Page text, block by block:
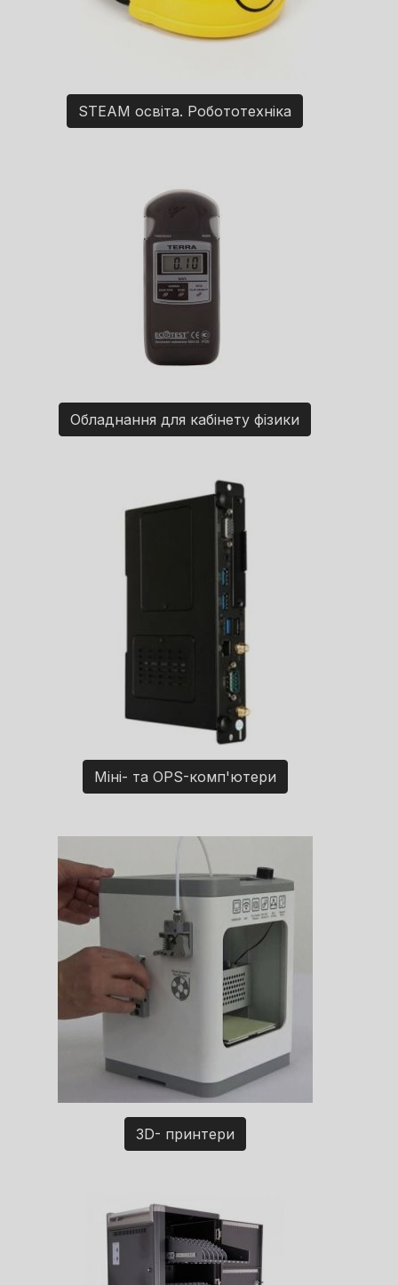
STEAM освіта. Робототехніка
Обладнання для кабінету фізики
Міні- та OPS-комп'ютери
3D- принтери